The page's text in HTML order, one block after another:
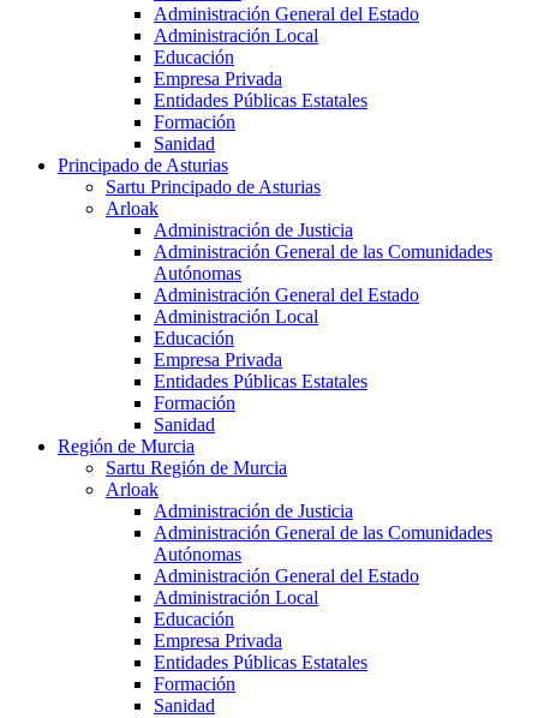
Administración General del Estado
Administración Local
Educación
Empresa Privada
Entidades Públicas Estatales
Formación
Sanidad
Principado de Asturias
Sartu Principado de Asturias
Arloak
Administración de Justicia
Administración General de las Comunidades
Autónomas
Administración General del Estado
Administración Local
Educación
Empresa Privada
Entidades Públicas Estatales
Formación
Sanidad
Región de Murcia
Sartu Región de Murcia
Arloak
Administración de Justicia
Administración General de las Comunidades
Autónomas
Administración General del Estado
Administración Local
Educación
Empresa Privada
Entidades Públicas Estatales
Formación
Sanidad